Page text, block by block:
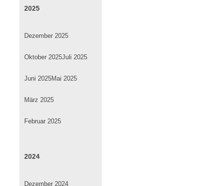
2025
Dezember 2025
Oktober 2025Juli 2025
Juni 2025Mai 2025
März 2025
Februar 2025
2024
Dezember 2024